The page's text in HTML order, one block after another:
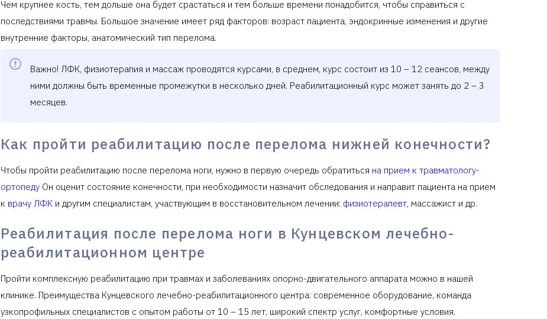
Чем крупнее кость, тем дольше она будет срастаться и тем больше времени понадобится, чтобы справиться с
последствиями травмы. Большое значение имеет ряд факторов: возраст пациента, эндокринные изменения и другие
внутренние факторы, анатомический тип перелома.
Важно! ЛФК, физиотерапия и массаж проводятся курсами, в среднем, курс состоит из 10 – 12 сеансов, между
ними должны быть временные промежутки в несколько дней. Реабилитационный курс может занять до 2 – 3
месяцев.
Как пройти реабилитацию после перелома нижней конечности?
Чтобы пройти реабилитацию после перелома ноги, нужно в первую очередь обратиться на прием к травматологу-
ортопеду Он оценит состояние конечности, при необходимости назначит обследования и направит пациента на прием
к врачу ЛФК и другим специалистам, участвующим в восстановительном лечении: физиотерапевт, массажист и др.
Реабилитация после перелома ноги в Кунцевском лечебно-
реабилитационном центре
Пройти комплексную реабилитацию при травмах и заболеваниях опорно-двигательного аппарата можно в нашей
клинике. Преимущества Кунцевского лечебно-реабилитационного центра: современное оборудование, команда
узкопрофильных специалистов с опытом работы от 10 – 15 лет, широкий спектр услуг, комфортные условия.